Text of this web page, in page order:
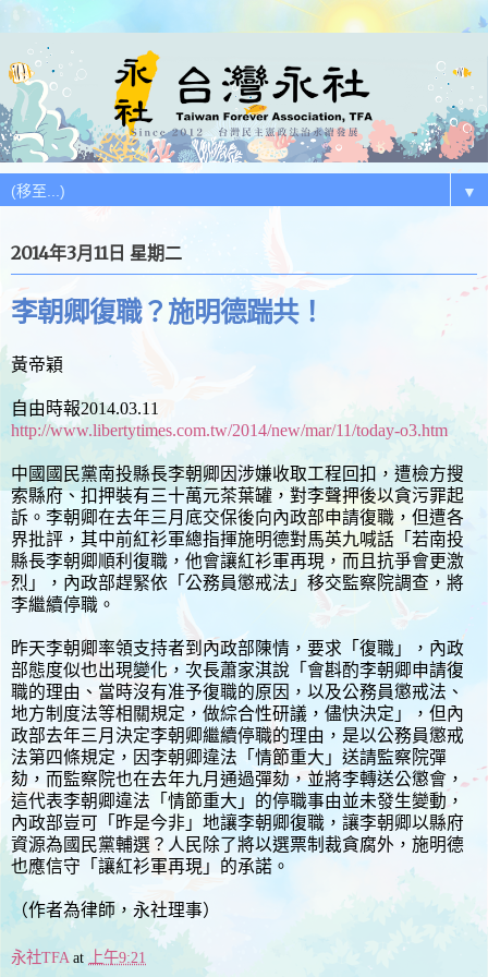
▼
2014年3月11日 星期二
李朝卿復職？施明德踹共！
黃帝穎
自由時報2014.03.11
http://www.libertytimes.com.tw/2014/new/mar/11/today-o3.htm
中國國民黨南投縣長李朝卿因涉嫌收取工程回扣，遭檢方搜
索縣府、扣押裝有三十萬元茶葉罐，對李聲押後以貪污罪起
訴。李朝卿在去年三月底交保後向內政部申請復職，但遭各
界批評，其中前紅衫軍總指揮施明德對馬英九喊話「若南投
縣長李朝卿順利復職，他會讓紅衫軍再現，而且抗爭會更激
烈」，內政部趕緊依「公務員懲戒法」移交監察院調查，將
李繼續停職。
昨天李朝卿率領支持者到內政部陳情，要求「復職」，內政
部態度似也出現變化，次長蕭家淇說「會斟酌李朝卿申請復
職的理由、當時沒有准予復職的原因，以及公務員懲戒法、
地方制度法等相關規定，做綜合性研議，儘快決定」，但內
政部去年三月決定李朝卿繼續停職的理由，是以公務員懲戒
法第四條規定，因李朝卿違法「情節重大」送請監察院彈
劾，而監察院也在去年九月通過彈劾，並將李轉送公懲會，
這代表李朝卿違法「情節重大」的停職事由並未發生變動，
內政部豈可「昨是今非」地讓李朝卿復職，讓李朝卿以縣府
資源為國民黨輔選？人民除了將以選票制裁貪腐外，施明德
也應信守「讓紅衫軍再現」的承諾。
（作者為律師，永社理事）
永社TFA at 上午9:21